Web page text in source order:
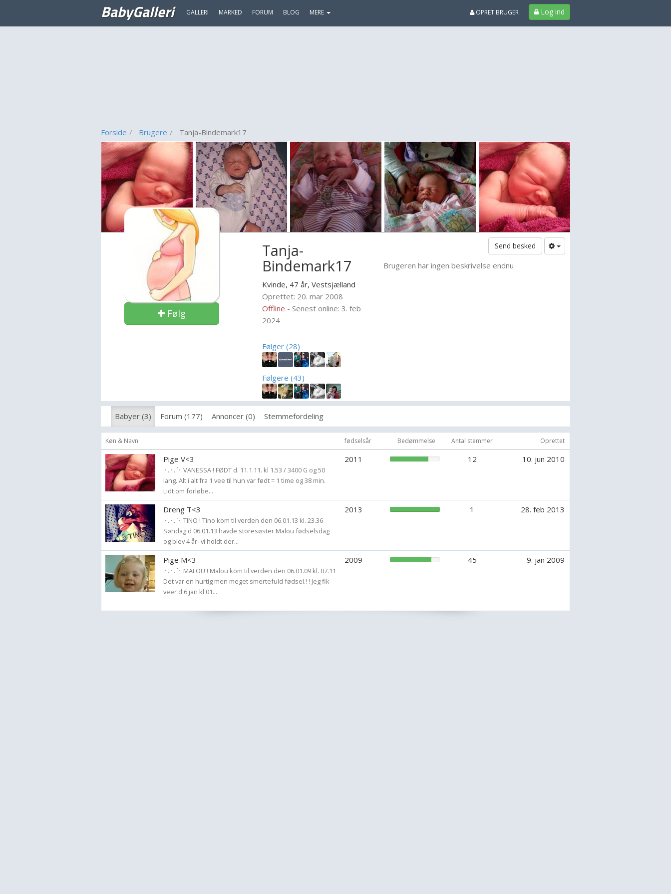
BabyGalleri GALLERI MARKED FORUM BLOG MERE Log ind
OPRET BRUGER
Forside Brugere Tanja-Bindemark17
Følg
Tanja-
Bindemark17
Kvinde, 47 år,Vestsjælland
Oprettet: 20. mar 2008
Offline - Senest online: 3. feb
2024
Følger (28)
Følgere (43)
Send besked
Brugeren har ingen beskrivelse endnu
Babyer (3) Forum (177) Annoncer (0) Stemmefordeling
Køn & Navn fødselsår Bedømmelse Antal stemmer Oprettet
Pige V<3
.··..··. `·. VANESSA ! FØDT d. 11.1.11. kl 1.53 / 3400 G og 50
lang. Alt i alt fra 1 vee til hun var født = 1 time og 38 min.
Lidt om forløbe...
2011 12 10. jun 2010
Dreng T<3
.··..··. `·. TINO ! Tino kom til verden den 06.01.13 kl. 23.36
Søndag d 06.01.13 havde storesøster Malou fødselsdag
og blev 4 år- vi holdt der...
2013 1 28. feb 2013
Pige M<3
.··..··. `·. MALOU ! Malou kom til verden den 06.01.09 kl. 07.11
Det var en hurtig men meget smertefuld fødsel.! ! Jeg fik
veer d 6 jan kl 01...
2009 45 9. jan 2009